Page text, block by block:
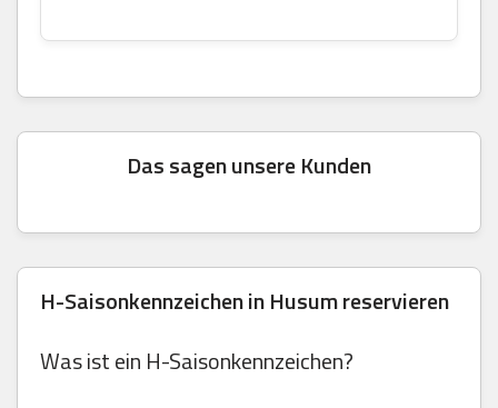
Das sagen unsere Kunden
H-Saisonkennzeichen in Husum reservieren
Was ist ein H-Saisonkennzeichen?